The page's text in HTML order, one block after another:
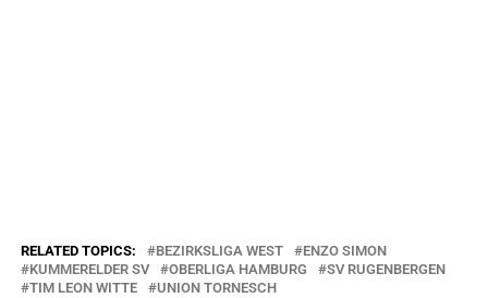
RELATED TOPICS: BEZIRKSLIGA WEST
ENZO SIMON
KUMMERELDER SV
OBERLIGA HAMBURG
SV RUGENBERGEN
TIM LEON WITTE
UNION TORNESCH